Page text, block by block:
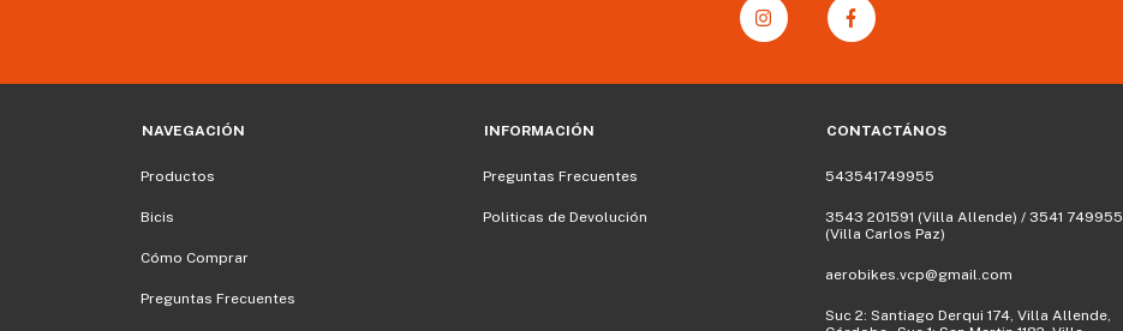
NAVEGACIÓN
Productos
Bicis
Cómo Comprar
Preguntas Frecuentes
INFORMACIÓN
Preguntas Frecuentes
Politicas de Devolución
CONTACTÁNOS
543541749955
3543 201591‬ (Villa Allende) / 3541 749955
(Villa Carlos Paz)
aerobikes.vcp@gmail.com
Suc 2: Santiago Derqui 174, Villa Allende,